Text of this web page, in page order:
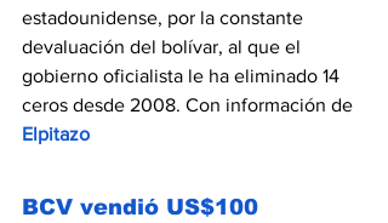
estadounidense, por la constante
devaluación del bolívar, al que el
gobierno oficialista le ha eliminado 14
ceros desde 2008. Con información de
Elpitazo
BCV vendió US$100